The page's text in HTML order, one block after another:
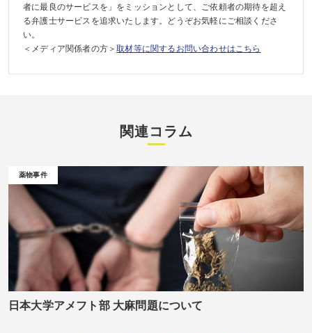
者に最良のサービスを」をミッションとして、ご依頼者の期待を超え
る弁護士サービスを追求いたします。どうぞお気軽にご相談くださ
い。
＜メディア関係者の方＞取材等に関するお問い合わせはこちら
関連コラム
薬物事件
日本大学アメフト部 大麻問題について